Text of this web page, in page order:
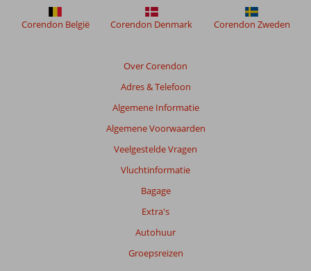
Over Corendon
Adres & Telefoon
Algemene Informatie
Algemene Voorwaarden
Veelgestelde Vragen
Vluchtinformatie
Bagage
Extra's
Autohuur
Groepsreizen
Corendon België Corendon Denmark Corendon Zweden